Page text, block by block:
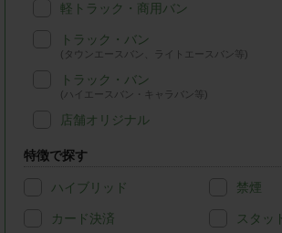
軽トラック・商用バン
トラック・バン
(タウンエースバン、ライトエースバン等)
トラック・バン
(ハイエースバン・キャラバン等)
店舗オリジナル
特徴で探す
ハイブリッド 禁煙
カード決済 スタッ